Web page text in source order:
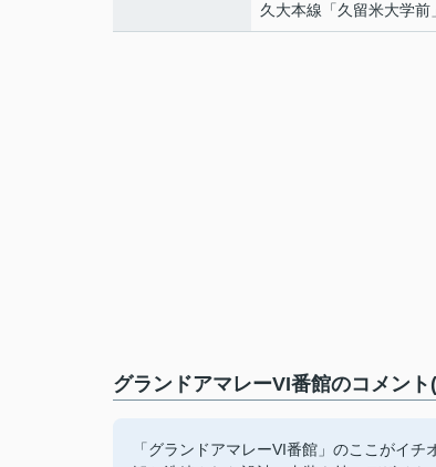
久大本線 「久留米大学前
グランドアマレーVI番館のコメン
「グランドアマレーVI番館」のここがイ